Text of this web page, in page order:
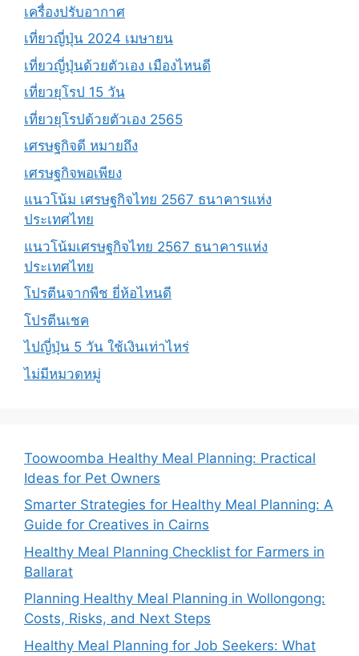
เครื่องปรับอากาศ
เที่ยวญี่ปุ่น 2024 เมษายน
เที่ยวญี่ปุ่นด้วยตัวเอง เมืองไหนดี
เที่ยวยุโรป 15 วัน
เที่ยวยุโรปด้วยตัวเอง 2565
เศรษฐกิจดี หมายถึง
เศรษฐกิจพอเพียง
แนวโน้ม เศรษฐกิจไทย 2567 ธนาคารแห่ง
ประเทศไทย
แนวโน้มเศรษฐกิจไทย 2567 ธนาคารแห่ง
ประเทศไทย
โปรตีนจากพืช ยี่ห้อไหนดี
โปรตีนเชค
ไปญี่ปุ่น 5 วัน ใช้เงินเท่าไหร่
ไม่มีหมวดหมู่
Toowoomba Healthy Meal Planning: Practical
Ideas for Pet Owners
Smarter Strategies for Healthy Meal Planning: A
Guide for Creatives in Cairns
Healthy Meal Planning Checklist for Farmers in
Ballarat
Planning Healthy Meal Planning in Wollongong:
Costs, Risks, and Next Steps
Healthy Meal Planning for Job Seekers: What